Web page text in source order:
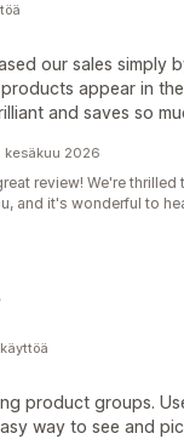
our sales simply
appear in
and saves so
kesäkuu 2026
review! We're
and it's wonderful to
product groups.
way to see and